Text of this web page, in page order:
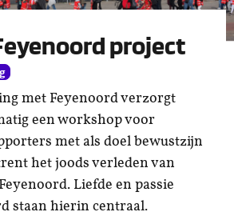
project
met Feyenoord verzorgt
een workshop voor
met als doel bewustzijn
het joods verleden van
Liefde en passie
staan hierin centraal.